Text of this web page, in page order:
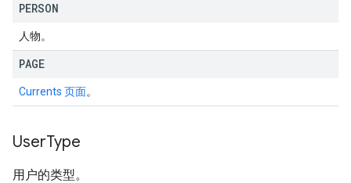
PERSON
人物。
PAGE
Currents 页面。
UserType
用户的类型。